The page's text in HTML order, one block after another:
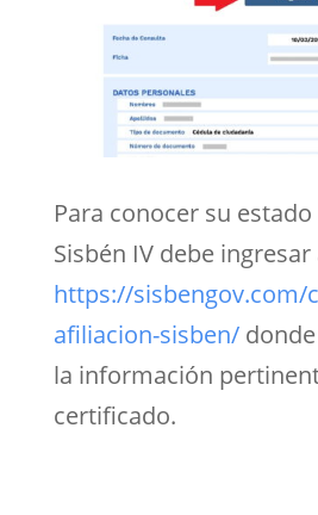
Para conocer su
Sisbén IV debe
https://sisbengov.com/
afiliacion-sisben/
la información
certificado.